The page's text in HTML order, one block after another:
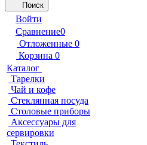
Поиск
Войти
Сравнение0
Отложенные 0
Корзина 0
Каталог
Тарелки
Чай и кофе
Стеклянная посуда
Столовые приборы
Аксессуары для
сервировки